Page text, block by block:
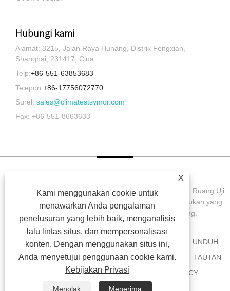
Hubungi kami
Alamat: 3215, Jalan Raya Huhang, Distrik Fengxian,
Shanghai, 231417, Cina
Telp:+86-551-63853683
Telepon:+86-17756072770
Surel: sales@climatestsymor.com
Fax: +86-551-8663633
Hak Cipta © 2022 Symor Instrument Equipment Co., Ltd. Ruang Uji
Lingkungan, Kabinet Kering Elektronik, Ruang Uji Pelapukan yang
Dipercepat Semua Hak dilindungi undang-undang.
RUMAH TENTANG KAMI PRODUK BERITA
UNDUH
MENGIRIMKAN PERMINTAAN
HUBUNGI KAMI
TAUTAN
SITEMAP
RSS XML PRIVACY POLICY
X
Kami menggunakan cookie untuk
menawarkan Anda pengalaman
penelusuran yang lebih baik, menganalisis
lalu lintas situs, dan mempersonalisasi
konten. Dengan menggunakan situs ini,
Anda menyetujui penggunaan cookie kami.
Kebijakan Privasi
Menolak Menerima